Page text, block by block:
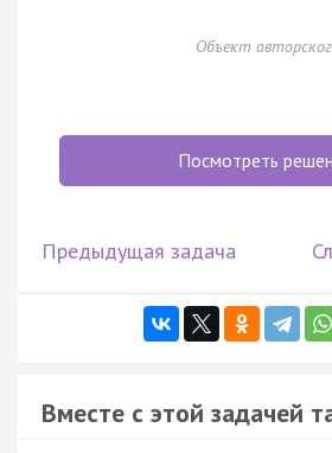
Объект
Посмотреть
Предыдущая задача
Вместе с этой задачей